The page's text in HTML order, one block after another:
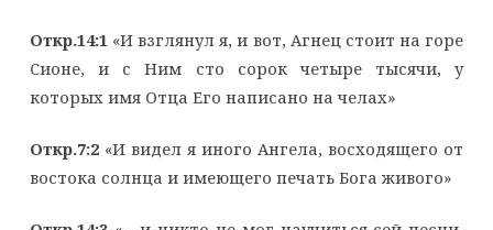
Откр.14:1 «И взглянул я, и вот, Агнец стоит на горе
Сионе, и с Ним сто сорок четыре тысячи, у
которых имя Отца Его написано на челах»
Откр.7:2«И видел я иного Ангела, восходящего от
востока солнца и имеющего печать Бога живого»